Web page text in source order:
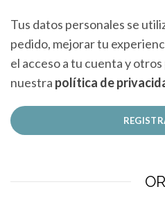
Tus datos personales se
pedido, mejorar tu
el acceso a tu cuenta y
nuestra política de
OR